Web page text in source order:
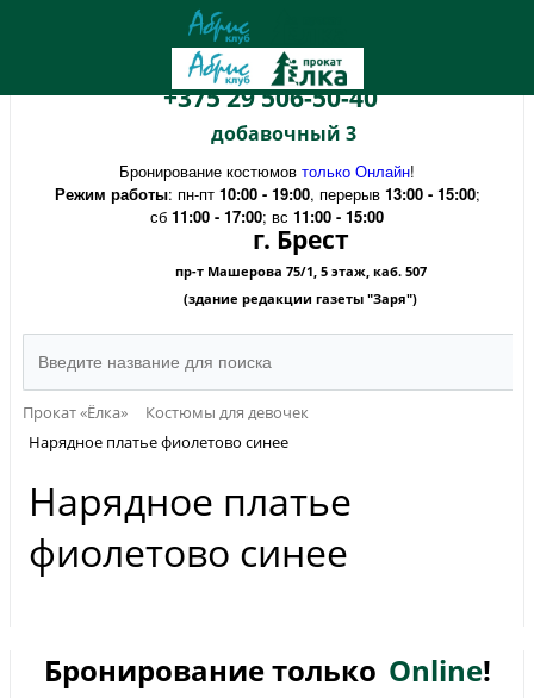
+375 29 506-50-40
добавочный 3
Бронирование костюмов только Онлайн!
Режим работы: пн-пт 10:00 - 19:00, перерыв 13:00 - 15:00;
сб 11:00 - 17:00; вс 11:00 - 15:00
г. Брест
пр-т Машерова 75/1, 5 этаж, каб. 507
(здание редакции газеты "Заря")
Прокат «Ёлка»
Костюмы для девочек
Нарядное платье фиолетово синее
Нарядное платье
фиолетово синее
Бронирование только Online!